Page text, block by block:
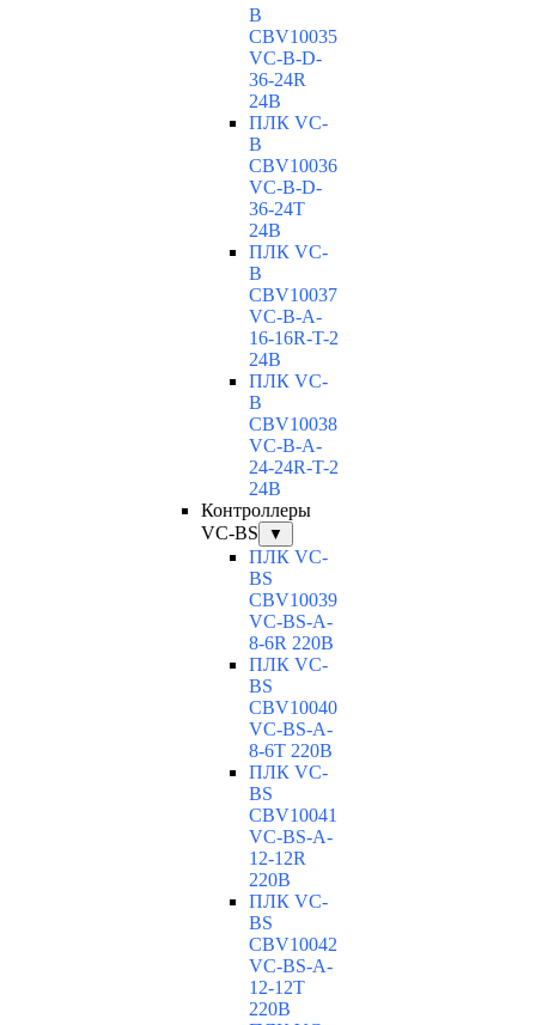
B
CBV10035
VC-В-D-
36-24R
24В
ПЛК VC-
B
CBV10036
VC-В-D-
36-24T
24В
ПЛК VC-
B
CBV10037
VC-В-A-
16-16R-T-2
24В
ПЛК VC-
B
CBV10038
VC-В-A-
24-24R-T-2
24В
Контроллеры
VC-BS
▼
ПЛК VC-
BS
CBV10039
VC-BS-A-
8-6R 220В
ПЛК VC-
BS
CBV10040
VC-ВS-A-
8-6T 220В
ПЛК VC-
BS
CBV10041
VC-ВS-A-
12-12R
220В
ПЛК VC-
BS
CBV10042
VC-ВS-A-
12-12T
220В